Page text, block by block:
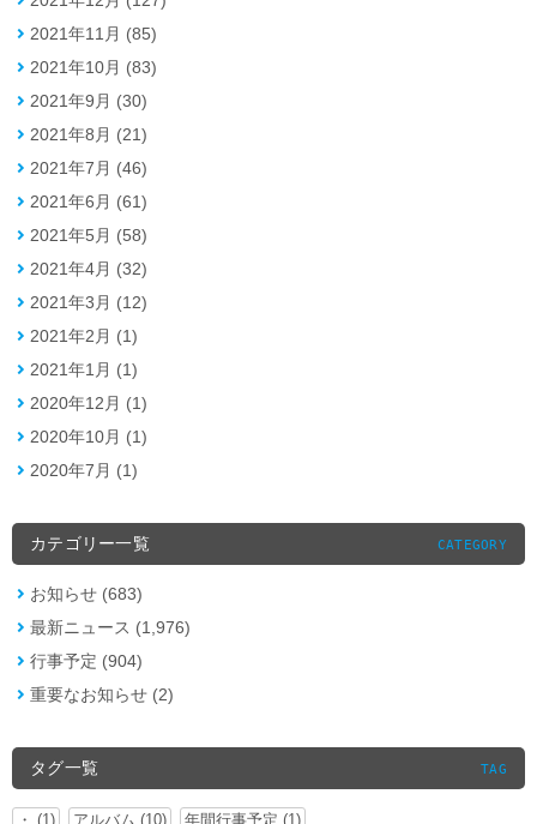
2021年11月 (85)
2021年10月 (83)
2021年9月 (30)
2021年8月 (21)
2021年7月 (46)
2021年6月 (61)
2021年5月 (58)
2021年4月 (32)
2021年3月 (12)
2021年2月 (1)
2021年1月 (1)
2020年12月 (1)
2020年10月 (1)
2020年7月 (1)
カテゴリー一覧 CATEGORY
お知らせ (683)
最新ニュース (1,976)
行事予定 (904)
重要なお知らせ (2)
タグ一覧 TAG
・ (1) アルバム (10) 年間行事予定 (1)